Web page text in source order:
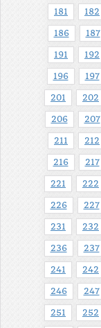
181 182
186 187
191 192
196 197
201 202
206 207
211 212
216 217
221 222
226 227
231 232
236 237
241 242
246 247
251 252